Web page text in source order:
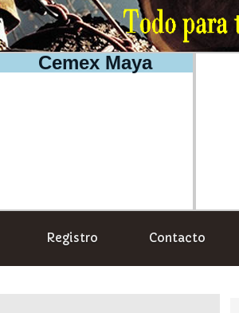
Cemex Maya
Registro Contacto